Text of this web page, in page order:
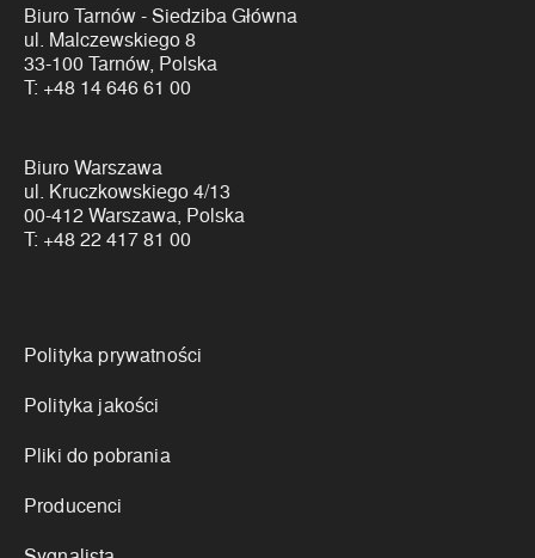
Biuro Tarnów - Siedziba Główna
ul. Malczewskiego 8
33-100 Tarnów, Polska
T: +48 14 646 61 00
Biuro Warszawa
ul. Kruczkowskiego 4/13
00-412 Warszawa, Polska
T: +48 22 417 81 00
Linki
Polityka prywatności
Polityka jakości
Pliki do pobrania
Producenci